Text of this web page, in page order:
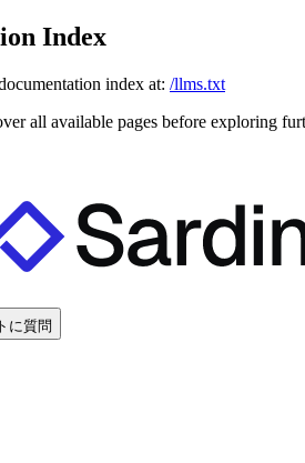
Index
index at: /llms.txt
all available pages before exploring
に質問